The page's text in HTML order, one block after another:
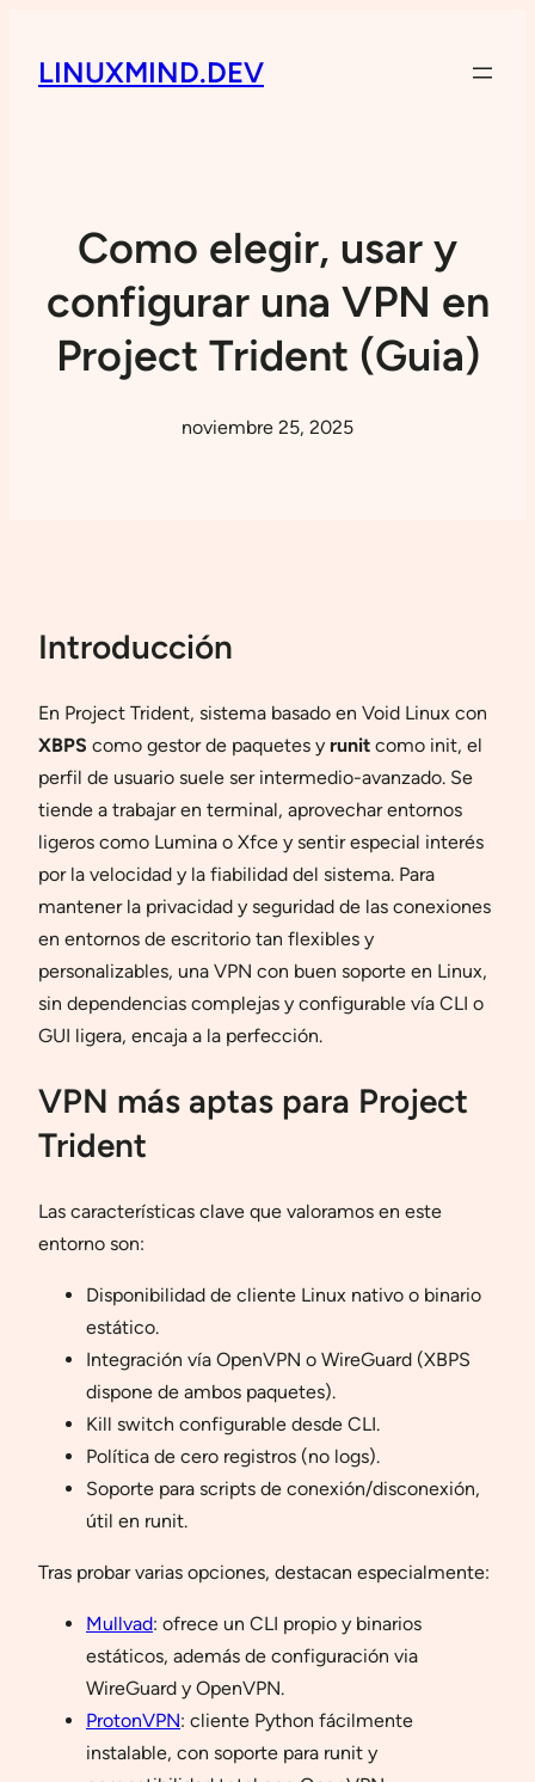
LINUXMIND.DEV
Como elegir, usar y
configurar una VPN en
Project Trident (Guia)
noviembre 25, 2025
Introducción
En Project Trident, sistema basado en Void Linux con
XBPS como gestor de paquetes y runit como init, el
perfil de usuario suele ser intermedio-avanzado. Se
tiende a trabajar en terminal, aprovechar entornos
ligeros como Lumina o Xfce y sentir especial interés
por la velocidad y la fiabilidad del sistema. Para
mantener la privacidad y seguridad de las conexiones
en entornos de escritorio tan flexibles y
personalizables, una VPN con buen soporte en Linux,
sin dependencias complejas y configurable vía CLI o
GUI ligera, encaja a la perfección.
VPN más aptas para Project
Trident
Las características clave que valoramos en este
entorno son:
Disponibilidad de cliente Linux nativo o binario
estático.
Integración vía OpenVPN o WireGuard (XBPS
dispone de ambos paquetes).
Kill switch configurable desde CLI.
Política de cero registros (no logs).
Soporte para scripts de conexión/disconexión,
útil en runit.
Tras probar varias opciones, destacan especialmente:
Mullvad: ofrece un CLI propio y binarios
estáticos, además de configuración via
WireGuard y OpenVPN.
ProtonVPN: cliente Python fácilmente
instalable, con soporte para runit y